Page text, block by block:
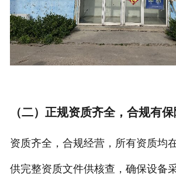
（二）正规资质齐全，合规有
资质齐全，合规经营，所有资质均
供完整资质文件供核查，确保设备